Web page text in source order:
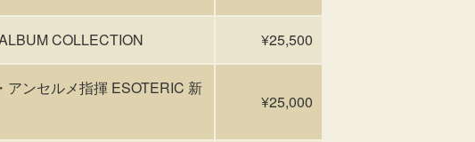
COLLECTION ¥25,500
アンセルメ指揮 ESOTERIC 新
¥25,000